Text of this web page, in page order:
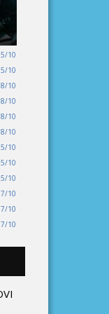
10
10
8/10
8/10
8/10
8/10
10
10
10
7/10
7/10
7/10